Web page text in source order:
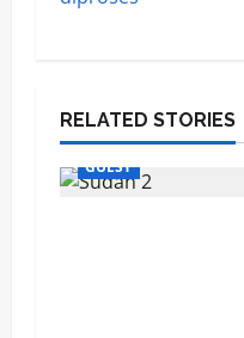
RELATED STORIES
GUEST